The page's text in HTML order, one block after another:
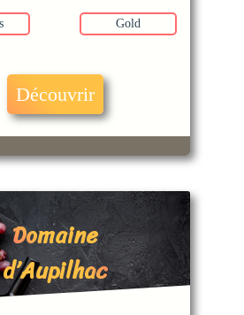
Gold
Découvrir
Domaine
d’Aupilhac